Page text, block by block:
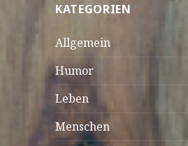
KATEGORIEN
Allgemein
Humor
Leben
Menschen